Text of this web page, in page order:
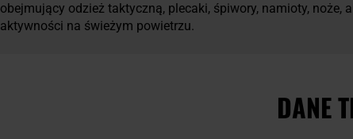
obejmujący odzież taktyczną, plecaki, śpiwory, namioty, noże,
aktywności na świeżym powietrzu.
DANE